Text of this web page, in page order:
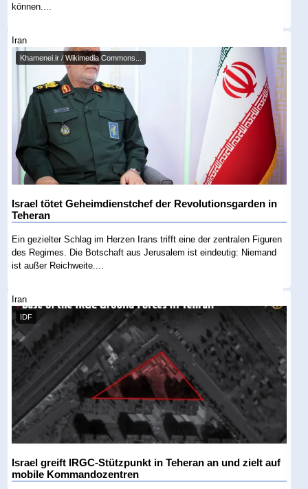
können....
Iran
Khamenei.ir / Wikimedia Commons...
Israel tötet Geheimdienstchef der Revolutionsgarden in
Teheran
Ein gezielter Schlag im Herzen Irans trifft eine der zentralen Figuren
des Regimes. Die Botschaft aus Jerusalem ist eindeutig: Niemand
ist außer Reichweite....
Iran
IDF
Israel greift IRGC-Stützpunkt in Teheran an und zielt auf
mobile Kommandozentren